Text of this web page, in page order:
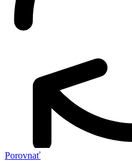
Porovnať